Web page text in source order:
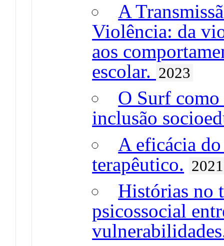
A
Violência: da
aos
escolar. 2023
O Surf
inclusão
A eficácia
terapêutico. 2021
Histórias no
psicossocial